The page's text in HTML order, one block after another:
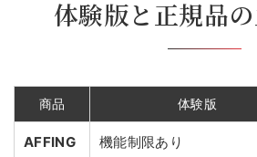
体験版と正規品
商品 体験版
AFFING
機能制限あり